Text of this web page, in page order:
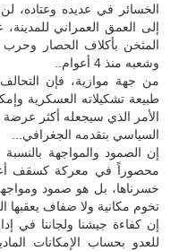
الخسائر في عديده وعتاده، لن
إلى العمق العمراني للمدينة،
المثخن بأكلاف الحصار وحرب
وشعبه منذ 4 أعوام..
من جهة موازية، فإن
طبيعة تشكيلاته العسكرية
الأمر الذي سيجعله أكثر عرضة
السياسي بتقدمه الجغرافي...
إن الصمود والمواجهة
محصوراً في معركة كسقف
خسرناها، بل هو صمود
تخوم مكانية ولا ضفاف يعقبها
إن كفاءة جيشنا ولجاننا في
للعدو بحساب الإمكانات